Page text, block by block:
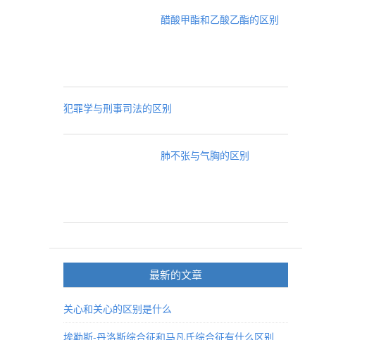
醋酸甲酯和乙酸乙酯的区别
犯罪学与刑事司法的区别
肺不张与气胸的区别
最新的文章
关心和关心的区别是什么
埃勒斯-丹洛斯综合征和马凡氏综合征有什么区别